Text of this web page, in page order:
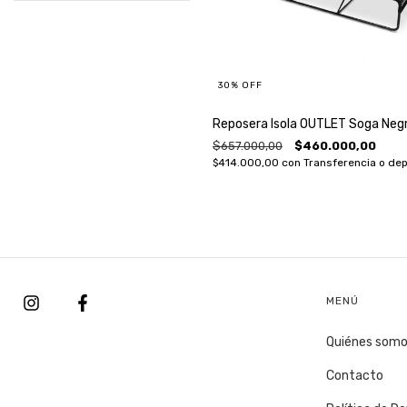
30 % OFF
Reposera Isola OUTLET Soga
$657.000,00 $460.000,00
$414.000,00 con Transferencia o
MENÚ
Quiénes
Contacto